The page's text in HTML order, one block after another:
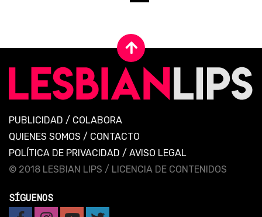
PUBLICIDAD / COLABORA
QUIENES SOMOS / CONTACTO
POLÍTICA DE PRIVACIDAD / AVISO LEGAL
© 2018 LESBIAN LIPS / LICENCIA DE CONTENIDOS
SÍGUENOS